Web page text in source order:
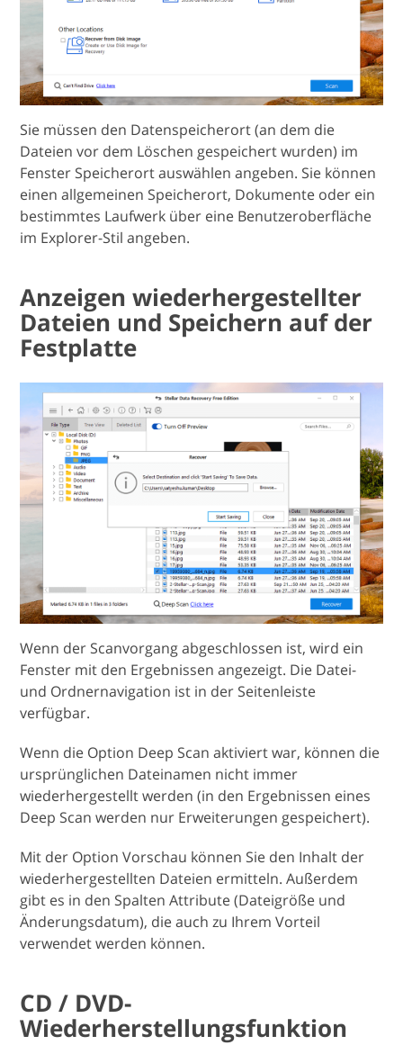
Sie müssen den Datenspeicherort (an dem die
Dateien vor dem Löschen gespeichert wurden) im
Fenster Speicherort auswählen angeben. Sie können
einen allgemeinen Speicherort, Dokumente oder ein
bestimmtes Laufwerk über eine Benutzeroberfläche
im Explorer-Stil angeben.
Anzeigen wiederhergestellter
Dateien und Speichern auf der
Festplatte
Wenn der Scanvorgang abgeschlossen ist, wird ein
Fenster mit den Ergebnissen angezeigt. Die Datei-
und Ordnernavigation ist in der Seitenleiste
verfügbar.
Wenn die Option Deep Scan aktiviert war, können die
ursprünglichen Dateinamen nicht immer
wiederhergestellt werden (in den Ergebnissen eines
Deep Scan werden nur Erweiterungen gespeichert).
Mit der Option Vorschau können Sie den Inhalt der
wiederhergestellten Dateien ermitteln. Außerdem
gibt es in den Spalten Attribute (Dateigröße und
Änderungsdatum), die auch zu Ihrem Vorteil
verwendet werden können.
CD / DVD-
Wiederherstellungsfunktion